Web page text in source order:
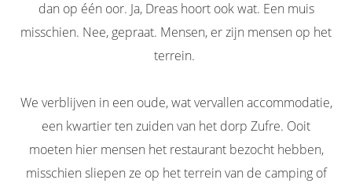
dan op één oor. Ja, Dreas hoort ook wat. Een muis
misschien. Nee, gepraat. Mensen, er zijn mensen op het
terrein.
We verblijven in een oude, wat vervallen accommodatie,
een kwartier ten zuiden van het dorp Zufre. Ooit
moeten hier mensen het restaurant bezocht hebben,
misschien sliepen ze op het terrein van de camping of